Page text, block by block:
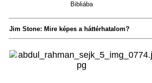
Bibliába
Jim Stone: Mire képes a háttérhatalom?